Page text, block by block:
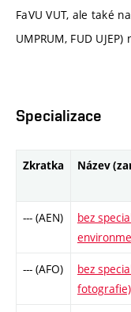
FaVU VUT, ale také
UMPRUM, FUD
Specializace
Zkratka Název
--- (AEN)
bez
--- (AFO)
bez
fotografie)